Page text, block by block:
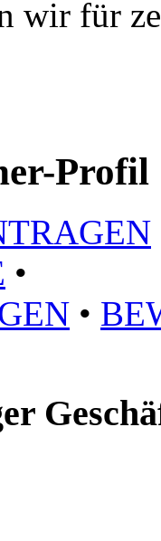
wir für
Profil
•
•